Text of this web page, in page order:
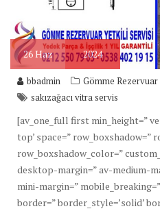
26Haz 2024
bbadmin Gömme Rezervuar
sakızağacı vitra servis
[av_one_full first min_height=”
top’ space=” row_boxshadow=”
row_boxshadow_color=”
desktop-margin=” av-medium-
mini-margin=”
border=” border_style=’solid’